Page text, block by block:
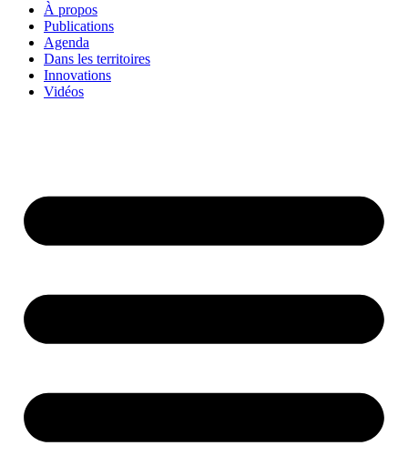
À propos
Publications
Agenda
Dans les territoires
Innovations
Vidéos